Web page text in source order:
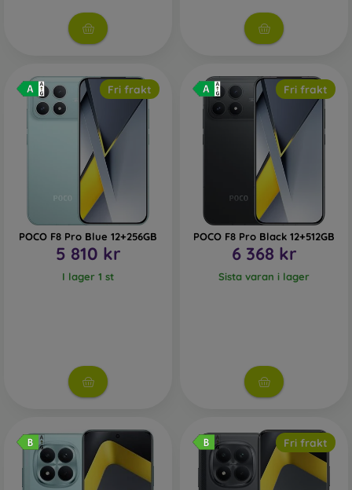
Fri frakt
POCO F8 Pro Blue 12+256GB
5 810 kr
I lager 1 st
Fri frakt
POCO F8 Pro Black 12+512GB
6 368 kr
Sista varan i lager
Fri frakt